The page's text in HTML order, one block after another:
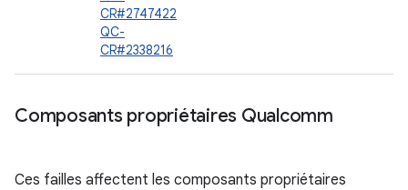
CR#2747422
QC-
CR#2338216
Composants propriétaires Qualcomm
Ces failles affectent les composants propriétaires